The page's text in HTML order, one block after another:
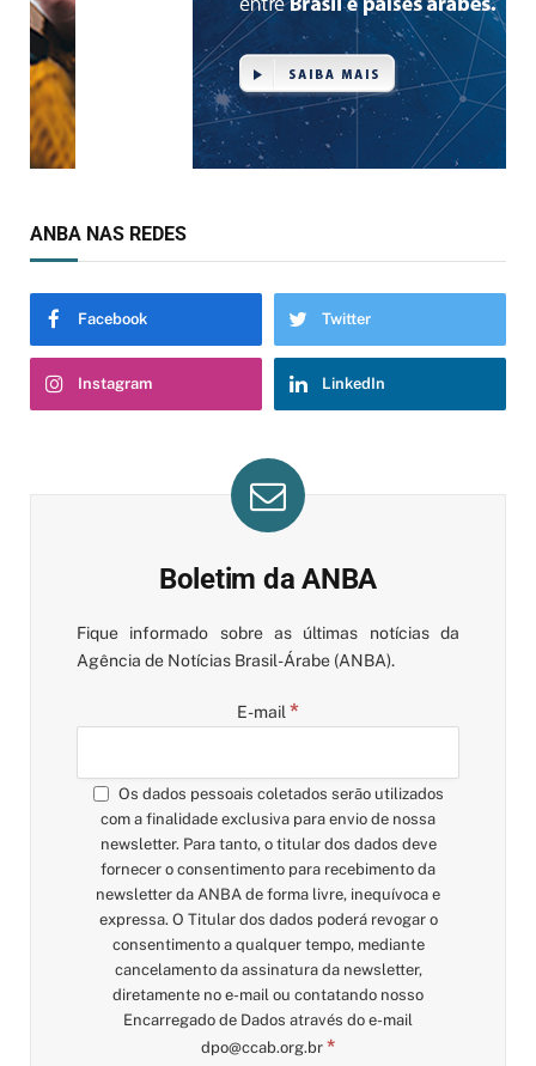
ANBA NAS REDES
Facebook Twitter
Instagram LinkedIn
Boletim da ANBA
Fique informado sobre as últimas notícias da
Agência de Notícias Brasil-Árabe (ANBA).
E-mail *
Os dados pessoais coletados serão utilizados
com a finalidade exclusiva para envio de nossa
newsletter. Para tanto, o titular dos dados deve
fornecer o consentimento para recebimento da
newsletter da ANBA de forma livre, inequívoca e
expressa. O Titular dos dados poderá revogar o
consentimento a qualquer tempo, mediante
cancelamento da assinatura da newsletter,
diretamente no e-mail ou contatando nosso
Encarregado de Dados através do e-mail
dpo@ccab.org.br *